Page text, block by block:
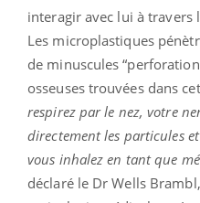
interagir avec lui à travers
Les microplastiques
de minuscules
osseuses trouvées dans
respirez par le nez, votre
directement les particules
vous inhalez en tant que
déclaré le Dr Wells